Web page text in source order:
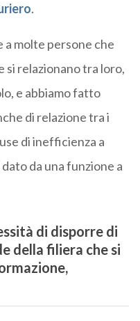
.
a molte persone che
relazionano tra loro,
e abbiamo fatto
di relazione tra i
di inefficienza a
da una funzione a
di disporre di
della filiera che si